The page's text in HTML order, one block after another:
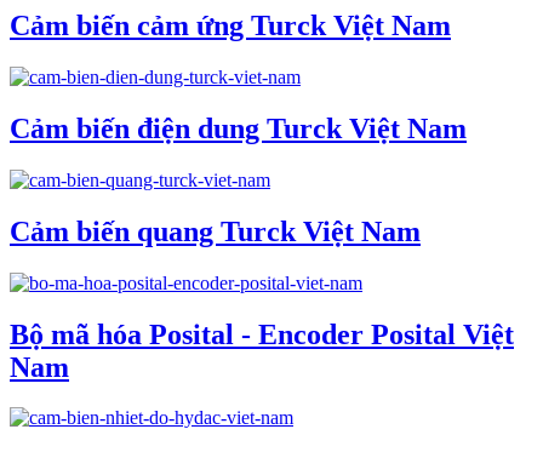
Cảm biến cảm ứng Turck Việt Nam
Cảm biến điện dung Turck Việt Nam
Cảm biến quang Turck Việt Nam
Bộ mã hóa Posital - Encoder Posital Việt
Nam